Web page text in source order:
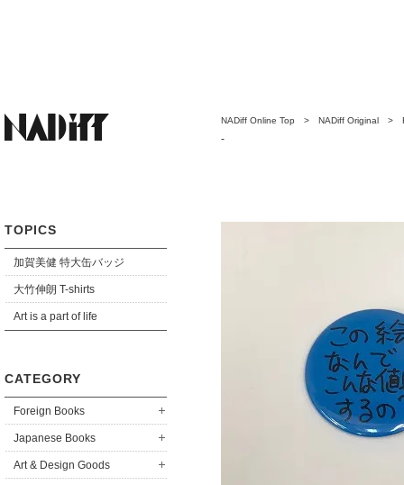
TOPICS
加賀美健 特大缶バッジ
大竹伸朗 T-shirts
Art is a part of life
CATEGORY
Foreign Books
Japanese Books
Art & Design Goods
NADiff Online Top > NADiff Original >
-